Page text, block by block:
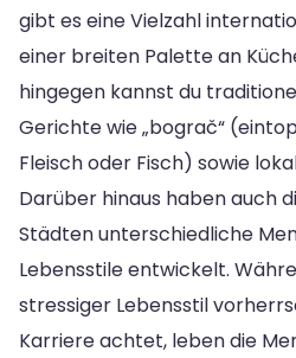
gibt es eine Vielzahl
einer breiten Palette an
hingegen kannst du
Gerichte wie „bograč“
Fleisch oder Fisch) sowie
Darüber hinaus haben auch
Städten unterschiedliche
Lebensstile entwickelt.
stressiger Lebensstil
Karriere achtet, leben die